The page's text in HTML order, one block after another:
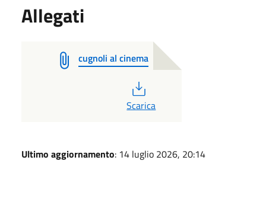
Allegati
cugnoli al cinema
Scarica
Ultimo aggiornamento: 14 luglio 2026, 20:14